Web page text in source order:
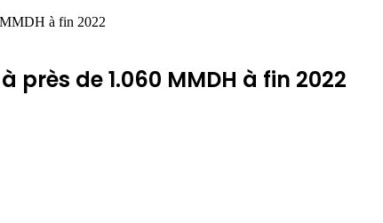
MMDH à fin 2022
de 1.060 MMDH à fin 2022